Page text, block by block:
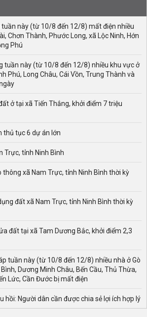
tuần này (từ 10/8 đến 12/8) mất điện nhiều
Chơn Thành, Phước Long, xã Lộc Ninh, Hớn
Phú
tuần này (từ 10/8 đến 12/8) nhiều khu vực ở
Phú, Long Châu, Cái Vồn, Trung Thành và
ở tại xã Tiến Thắng, khởi điểm 7 triệu
thủ tục 6 dự án lớn
Trực, tỉnh Ninh Bình
thông xã Nam Trực, tỉnh Ninh Bình thời kỳ
đất xã Nam Trực, tỉnh Ninh Bình thời kỳ
đất tại xã Tam Dương Bắc, khởi điểm 2,3
tuần này (từ 10/8 đến 12/8) nhiều nhà ở Gò
Dương Minh Châu, Bến Cầu, Thủ Thừa,
Lức, Cần Đước bị mất điện
hồi: Người dân cần được chia sẻ lợi ích hợp lý